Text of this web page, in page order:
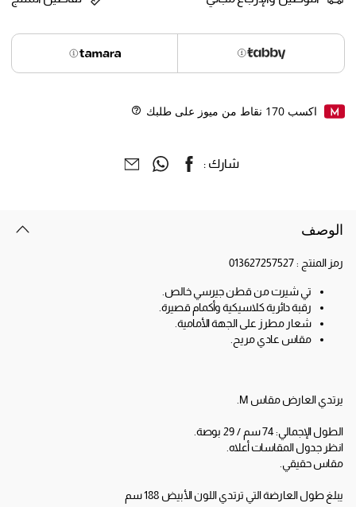
اكسب170نقاط من ميوز على طلبك
شارك :
الوصف
رمز المنتج : 013627257527
تي شيرت من قطن جيرسي خالص.
رقبة دائرية كلاسيكية وأكمام قصيرة.
شعار مطرز على الجهة الأمامية.
مقاس عادي مريح.
يرتدي العارض مقاس M.
الطول الإجمالي: 74 سم / 29 بوصة.
انظر جدول المقاسات أعلاه.
مقاس حقيقي.
يبلغ طول العارضة التي ترتدي اللون الأبيض 188 سم